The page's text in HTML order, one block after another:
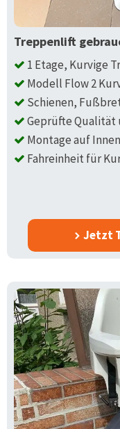
Treppenlift
1 Etage, Kurvige
Modell Flow 2
Schienen,
Geprüfte
Montage auf
Fahreinheit für
Jetzt